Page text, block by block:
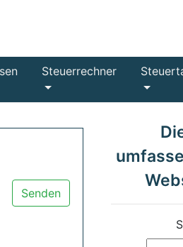
Steuerrechner
Senden